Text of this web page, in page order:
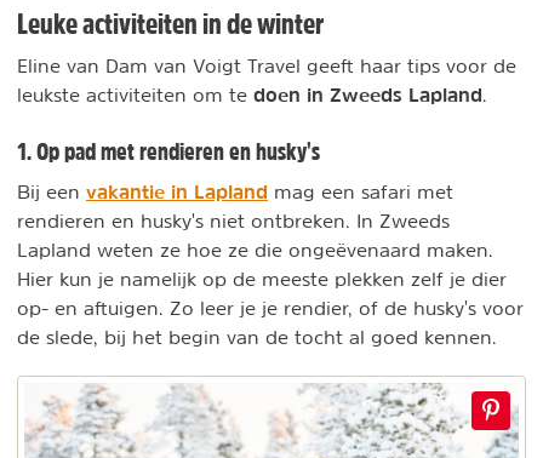
Leuke activiteiten in de winter
Eline van Dam van Voigt Travel geeft haar tips voor de
leukste activiteiten om te doen in Zweeds Lapland
1. Op pad met rendieren en husky's
Bij een vakantie in Lapland mag een safari met
rendieren en husky's niet ontbreken. In Zweeds
Lapland weten ze hoe ze die ongeëvenaard maken.
Hier kun je namelijk op de meeste plekken zelf je dier
op- en aftuigen. Zo leer je je rendier, of de husky's voor
de slede, bij het begin van de tocht al goed kennen.